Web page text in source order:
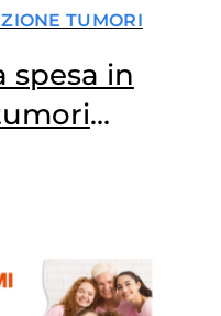
TUMORI
spesa in